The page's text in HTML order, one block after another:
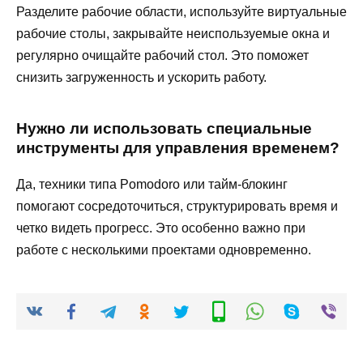
Разделите рабочие области, используйте виртуальные
рабочие столы, закрывайте неиспользуемые окна и
регулярно очищайте рабочий стол. Это поможет
снизить загруженность и ускорить работу.
Нужно ли использовать специальные
инструменты для управления временем?
Да, техники типа Pomodoro или тайм-блокинг
помогают сосредоточиться, структурировать время и
четко видеть прогресс. Это особенно важно при
работе с несколькими проектами одновременно.